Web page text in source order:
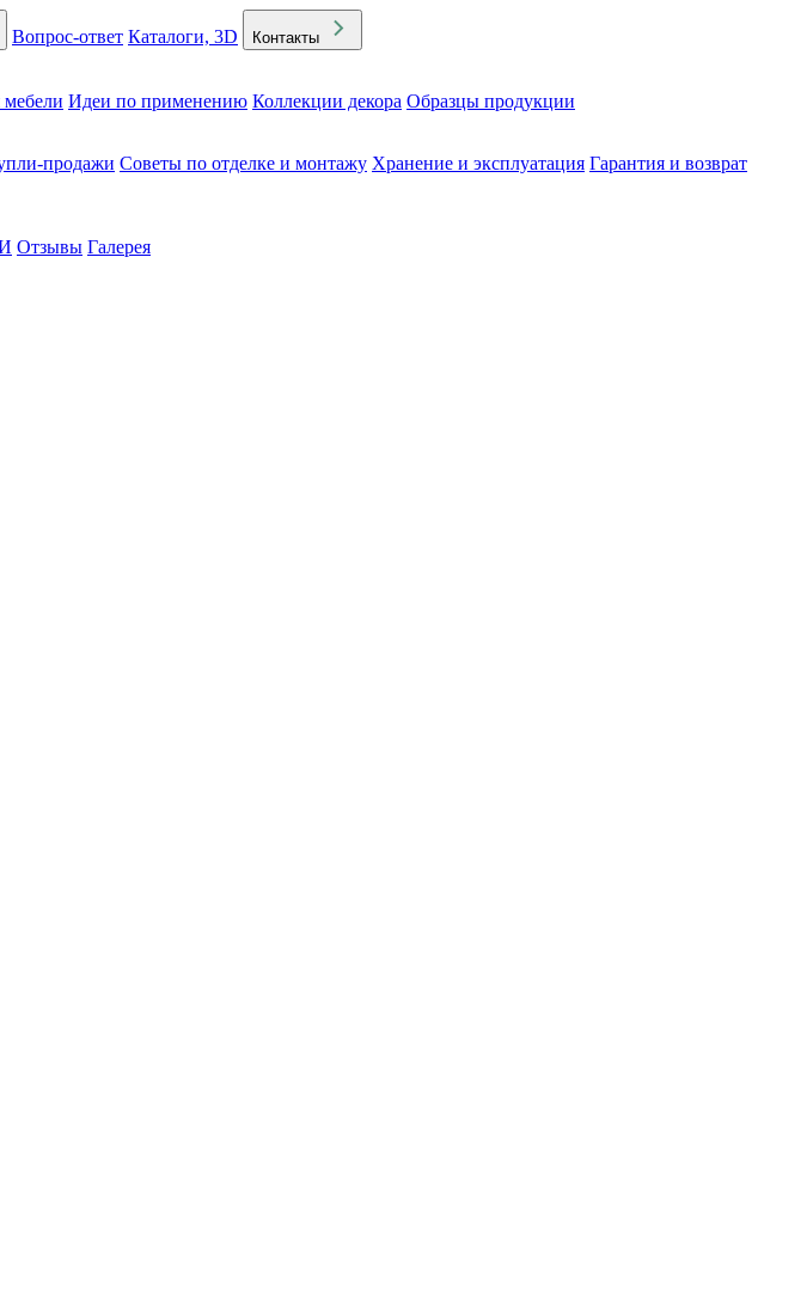
Вопрос-ответ Каталоги, 3D Контакты
Идеи по применению Коллекции декора Образцы продукции
продажи Советы по отделке и монтажу Хранение и эксплуатация Гарантия и возврат
Отзывы Галерея